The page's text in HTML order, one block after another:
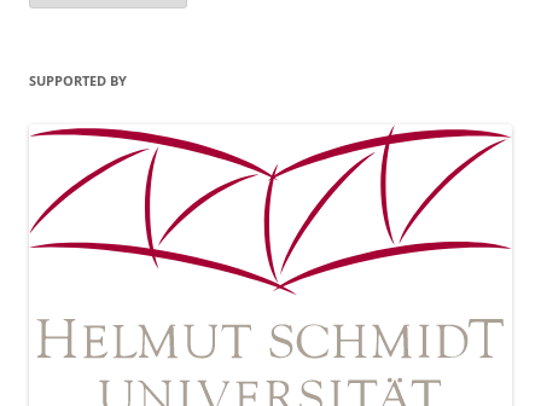
SUPPORTED BY